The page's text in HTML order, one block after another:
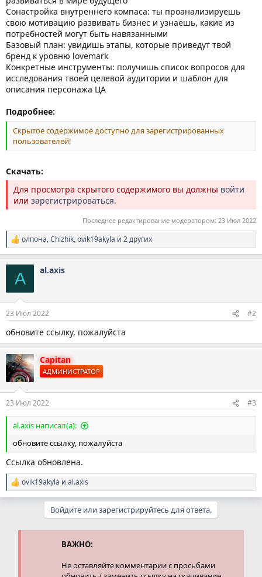
Сонастройка внутреннего компаса: ты проанализируешь
свою мотивацию развивать бизнес и узнаешь, какие из
потребностей могут быть навязанными
Базовый план: увидишь этапы, которые приведут твой
бренд к уровню lovemark
Конкретные инструменты: получишь список вопросов для
исследования твоей целевой аудитории и шаблон для
описания персонажа ЦА
Подробнее:
Скрытое содержимое доступно для зарегистрированных
пользователей!
Скачать:
Для просмотра скрытого содержимого вы должны войти
или зарегистрироваться.
Последнее редактирование модератором: 23 Июл 2022
Р
е
:
олпона,Chizhik,ovik19akyla и 2 других
A al.axis
23 Июл 2022 #2
обновите ссылку, пожалуйста
Capitan
АДМИНИСТРАТОР
23 Июл 2022 #3
al.axis написал(а):
обновите ссылку, пожалуйста
Ссылка обновлена.
Р
е
ovik19akyla и al.axis
Войдите или зарегистрируйтесь для ответа.
ВАЖНО:
Не оставляйте комментарии с просьбами